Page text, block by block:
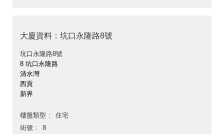
大廈資料：坑口永隆路8號
坑口永隆路8號
8 坑口永隆路
清水灣
西貢
新界
樓盤類型
住宅
街號
8